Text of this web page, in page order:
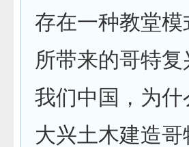
存在一种教堂
所带来的哥特
我们中国，为
大兴土木建造